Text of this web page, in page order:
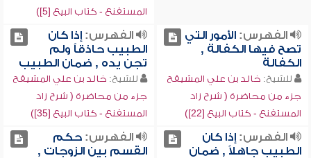
المستقنع - كتاب البيع [5])
الفهرس:الأمور التي
تصح فيها الكفالة ,
الكفالة
للشيخ: خالد بن علي المشيقح
جزء من محاضرة ( شرح زاد
المستقنع - كتاب البيع [22])
الفهرس:إذا كان
الطبيب حاذقاً ولم
تجن يده , ضمان الطبيب
للشيخ: خالد بن علي المشيقح
جزء من محاضرة ( شرح زاد
المستقنع - كتاب البيع [35])
الفهرس:إذا كان
الطبيب جاهلاً , ضمان
الفهرس:حكم
القسم بين الزوجات ,